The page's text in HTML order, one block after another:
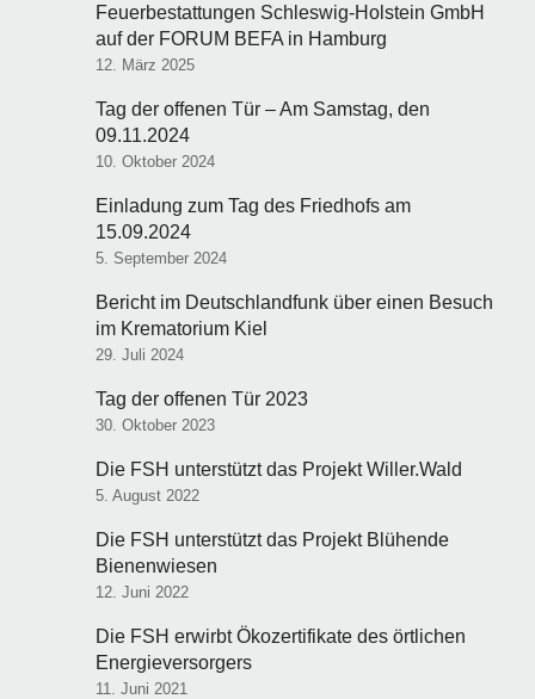
Feuerbestattungen Schleswig-Holstein GmbH
auf der FORUM BEFA in Hamburg
12. März 2025
Tag der offenen Tür – Am Samstag, den
09.11.2024
10. Oktober 2024
Einladung zum Tag des Friedhofs am
15.09.2024
5. September 2024
Bericht im Deutschlandfunk über einen Besuch
im Krematorium Kiel
29. Juli 2024
Tag der offenen Tür 2023
30. Oktober 2023
Die FSH unterstützt das Projekt Willer.Wald
5. August 2022
Die FSH unterstützt das Projekt Blühende
Bienenwiesen
12. Juni 2022
Die FSH erwirbt Ökozertifikate des örtlichen
Energieversorgers
11. Juni 2021